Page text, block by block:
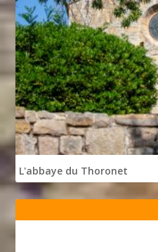
L'abbaye du Thoronet